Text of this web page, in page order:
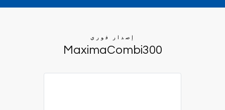
إصدار فوري
MaximaCombi300